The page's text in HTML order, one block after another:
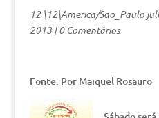
12 \12\America/Sao_Paulo
2013|0 Comentários
Fonte: Por Maiquel Rosauro